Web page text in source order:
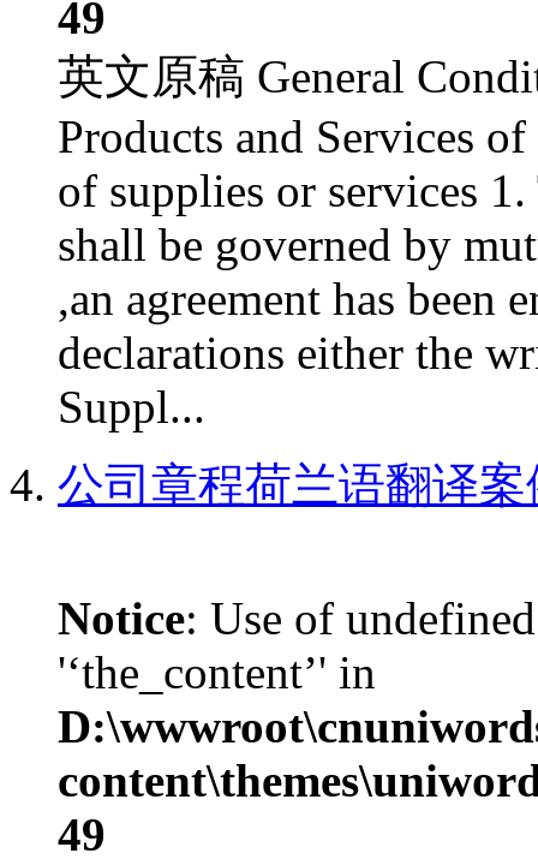
49
英文原稿 General
Products and Services
of supplies or services
shall be governed by
,an agreement has been
declarations either the
Suppl...
公司章程荷兰语翻译
Notice: Use of
'‘the_content’' in
49